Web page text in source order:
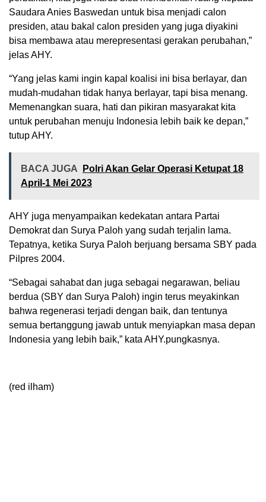
Saudara Anies Baswedan untuk bisa menjadi calon
presiden, atau bakal calon presiden yang juga diyakini
bisa membawa atau merepresentasi gerakan perubahan,”
jelas AHY.
“Yang jelas kami ingin kapal koalisi ini bisa berlayar, dan
mudah-mudahan tidak hanya berlayar, tapi bisa menang.
Memenangkan suara, hati dan pikiran masyarakat kita
untuk perubahan menuju Indonesia lebih baik ke depan,”
tutup AHY.
BACA JUGA
Polri Akan Gelar Operasi Ketupat 18
April-1 Mei 2023
AHY juga menyampaikan kedekatan antara Partai
Demokrat dan Surya Paloh yang sudah terjalin lama.
Tepatnya, ketika Surya Paloh berjuang bersama SBY pada
Pilpres 2004.
“Sebagai sahabat dan juga sebagai negarawan, beliau
berdua (SBY dan Surya Paloh) ingin terus meyakinkan
bahwa regenerasi terjadi dengan baik, dan tentunya
semua bertanggung jawab untuk menyiapkan masa depan
Indonesia yang lebih baik,” kata AHY.pungkasnya.
(red ilham)